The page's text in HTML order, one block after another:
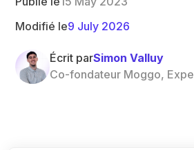
Modifié le9 July 2026
Écrit parSimon Valluy
Co-fondateur Moggo,